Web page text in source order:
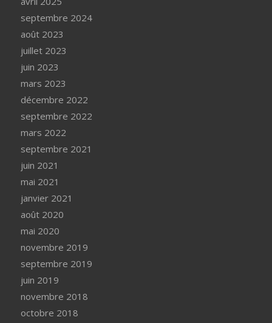
septembre 2024
août 2023
juillet 2023
juin 2023
mars 2023
décembre 2022
septembre 2022
mars 2022
septembre 2021
juin 2021
mai 2021
janvier 2021
août 2020
mai 2020
novembre 2019
septembre 2019
juin 2019
novembre 2018
octobre 2018